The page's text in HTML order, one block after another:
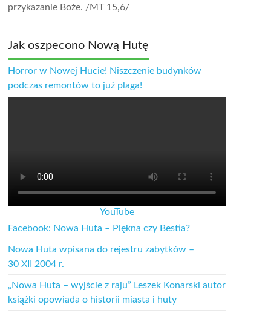
przykazanie Boże. /MT 15,6/
Jak oszpecono Nową Hutę
Horror w Nowej Hucie! Niszczenie budynków
podczas remontów to już plaga!
YouTube
Facebook: Nowa Huta – Piękna czy Bestia?
Nowa Huta wpisana do rejestru zabytków –
30 XII 2004 r.
„Nowa Huta – wyjście z raju” Leszek Konarski autor
książki opowiada o historii miasta i huty